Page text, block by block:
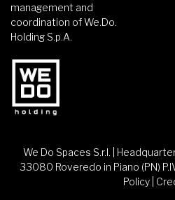
management and
coordination of We.Do.
Holding S.p.A.
We Do Spaces S.r.l. |
33080 Roveredo in Piano (PN)
Policy|